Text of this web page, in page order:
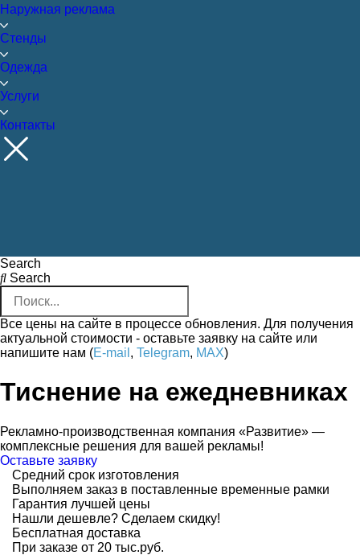
Наружная реклама
Стенды
Одежда
Услуги
Контакты
Search
Search
Все цены на сайте в процессе обновления. Для получения
актуальной стоимости - оставьте заявку на сайте или
напишите нам (E-mail , Telegram, MAX)
Тиснение на ежедневниках
Рекламно-производственная компания «Развитие» —
комплексные решения для вашей рекламы!
Оставьте заявку
Средний срок изготовления
Выполняем заказ в поставленные временные рамки
Гарантия лучшей цены
Нашли дешевле? Сделаем скидку!
Бесплатная доставка
При заказе от 20 тыс.руб.